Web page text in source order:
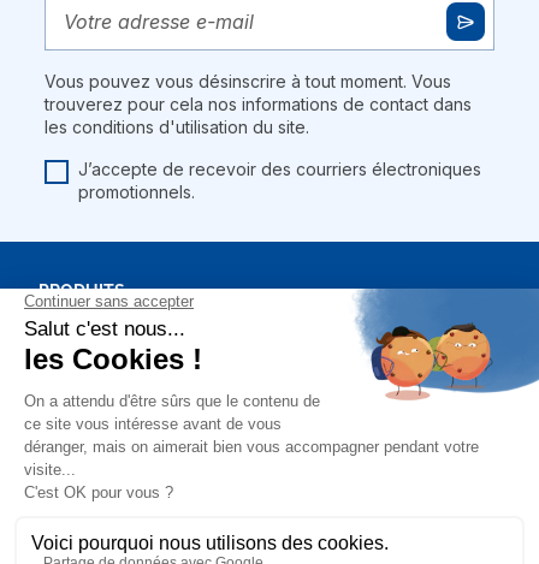
Vous pouvez vous désinscrire à tout moment. Vous
trouverez pour cela nos informations de contact dans
les conditions d'utilisation du site.
J’accepte de recevoir des courriers électroniques
promotionnels.
PRODUITS
BONS PLANS
NOTRE SOCIÉTÉ
MON COMPTE